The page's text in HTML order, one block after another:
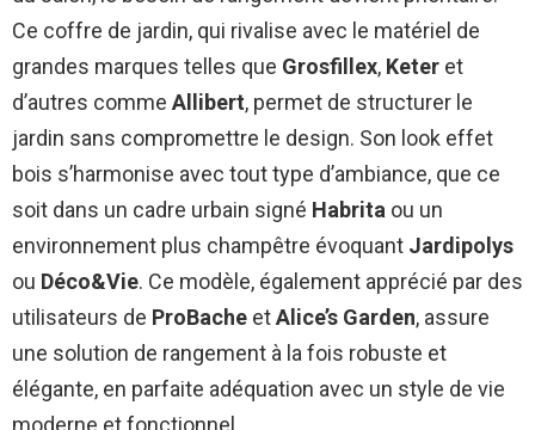
Ce coffre de jardin, qui rivalise avec le matériel de
grandes marques telles que Grosfillex, Keter et
d’autres comme Allibert, permet de structurer le
jardin sans compromettre le design. Son look effet
bois s’harmonise avec tout type d’ambiance, que ce
soit dans un cadre urbain signé Habrita ou un
environnement plus champêtre évoquant Jardipolys
ou Déco&Vie. Ce modèle, également apprécié par des
utilisateurs de ProBache etAlice’s Garden, assure
une solution de rangement à la fois robuste et
élégante, en parfaite adéquation avec un style de vie
moderne et fonctionnel.